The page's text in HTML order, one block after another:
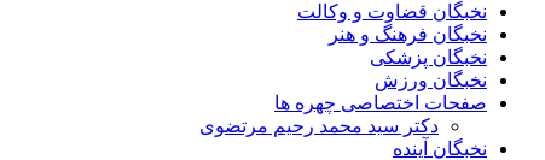
نخبگان قضاوت و وکالت
نخبگان فرهنگ و هنر
نخبگان پزشکی
نخبگان ورزش
صفحات اختصاصی چهره ها
دکتر سید محمد رحیم مرتضوی
نخبگان آینده